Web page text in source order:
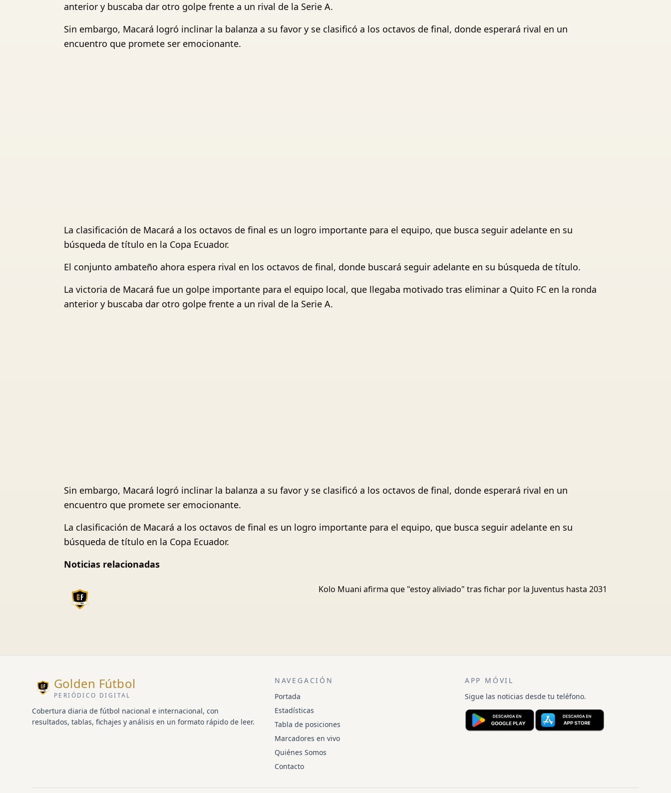
anterior y buscaba dar otro golpe frente a un rival de la Serie A.
Sin embargo, Macará logró inclinar la balanza a su favor y se clasificó a los octavos de final, donde esperará rival en un
encuentro que promete ser emocionante.
La clasificación de Macará a los octavos de final es un logro importante para el equipo, que busca seguir adelante en su
búsqueda de título en la Copa Ecuador.
El conjunto ambateño ahora espera rival en los octavos de final, donde buscará seguir adelante en su búsqueda de título.
La victoria de Macará fue un golpe importante para el equipo local, que llegaba motivado tras eliminar a Quito FC en la ronda
anterior y buscaba dar otro golpe frente a un rival de la Serie A.
Sin embargo, Macará logró inclinar la balanza a su favor y se clasificó a los octavos de final, donde esperará rival en un
encuentro que promete ser emocionante.
La clasificación de Macará a los octavos de final es un logro importante para el equipo, que busca seguir adelante en su
búsqueda de título en la Copa Ecuador.
Noticias relacionadas
Kolo Muani afirma que "estoy aliviado" tras fichar por la Juventus hasta 2031
Golden Fútbol
PERIÓDICO DIGITAL
Cobertura diaria de fútbol nacional e internacional, con
resultados, tablas, fichajes y análisis en un formato rápido de leer.
NAVEGACIÓN
Portada
Estadísticas
Tabla de posiciones
Marcadores en vivo
Quiénes Somos
Contacto
APP MÓVIL
Sigue las noticias desde tu teléfono.